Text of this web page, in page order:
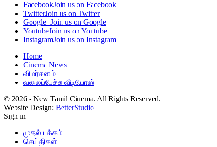
FacebookJoin us on Facebook
TwitterJoin us on Twitter
Google+Join us on Google
YoutubeJoin us on Youtube
InstagramJoin us on Instagram
Home
Cinema News
விமர்சனம்
வலைப்பேச்சு வீடியோஸ்
© 2026 - New Tamil Cinema. All Rights Reserved.
Website Design: BetterStudio
Sign in
முதல் பக்கம்
செய்திகள்